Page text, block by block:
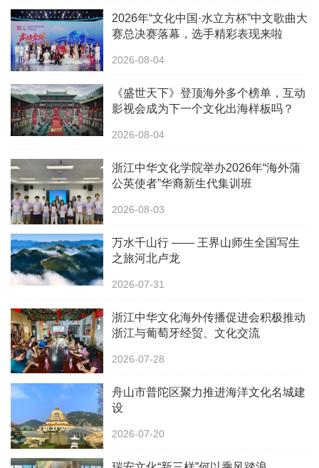
2026年“文化中国·水立方杯”中文歌曲大
赛总决赛落幕，选手精彩表现来啦
2026-08-04
《盛世天下》登顶海外多个榜单，互动
影视会成为下一个文化出海样板吗？
2026-08-04
浙江中华文化学院举办2026年“海外蒲
公英使者”华裔新生代集训班
2026-08-03
万水千山行 —— 王界山师生全国写生
之旅河北卢龙
2026-07-31
浙江中华文化海外传播促进会积极推动
浙江与葡萄牙经贸、文化交流
2026-07-28
舟山市普陀区聚力推进海洋文化名城建
设
2026-07-20